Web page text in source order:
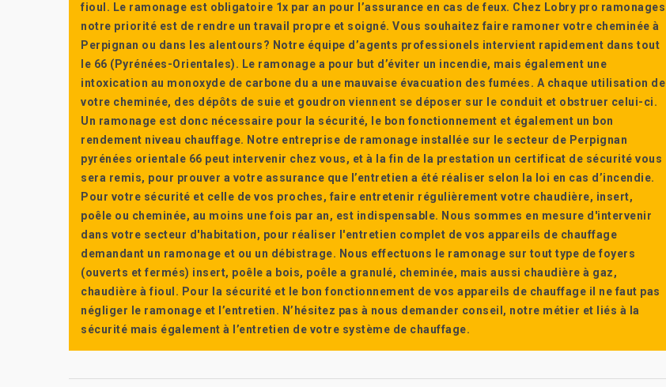
fioul. Le ramonage est obligatoire 1x par an pour l’assurance en cas de feux. Chez Lobry pro ramonages
notre priorité est de rendre un travail propre et soigné. Vous souhaitez faire ramoner votre cheminée à
Perpignan ou dans les alentours? Notre équipe d’agents professionels intervient rapidement dans tout
le 66 (Pyrénées-Orientales). Le ramonage a pour but d’éviter un incendie, mais également une
intoxication au monoxyde de carbone du a une mauvaise évacuation des fumées. A chaque utilisation de
votre cheminée, des dépôts de suie et goudron viennent se déposer sur le conduit et obstruer celui-ci.
Un ramonage est donc nécessaire pour la sécurité, le bon fonctionnement et également un bon
rendement niveau chauffage. Notre entreprise de ramonage installée sur le secteur de Perpignan
pyrénées orientale 66 peut intervenir chez vous, et à la fin de la prestation un certificat de sécurité vous
sera remis, pour prouver a votre assurance que l’entretien a été réaliser selon la loi en cas d’incendie.
Pour votre sécurité et celle de vos proches, faire entretenir régulièrement votre chaudière, insert,
poêle ou cheminée, au moins une fois par an, est indispensable. Nous sommes en mesure d'intervenir
dans votre secteur d'habitation, pour réaliser l'entretien complet de vos appareils de chauffage
demandant un ramonage et ou un débistrage. Nous effectuons le ramonage sur tout type de foyers
(ouverts et fermés) insert, poêle a bois, poêle a granulé, cheminée, mais aussi chaudière à gaz,
chaudière à fioul. Pour la sécurité et le bon fonctionnement de vos appareils de chauffage il ne faut pas
négliger le ramonage et l’entretien. N’hésitez pas à nous demander conseil, notre métier et liés à la
sécurité mais également à l’entretien de votre système de chauffage.